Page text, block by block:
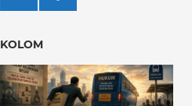
KOLOM